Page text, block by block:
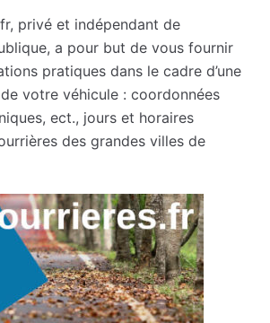
privé et indépendant de
a pour but de vous fournir
pratiques dans le cadre d’une
de votre véhicule : coordonnées
ect., jours et horaires
des grandes villes de